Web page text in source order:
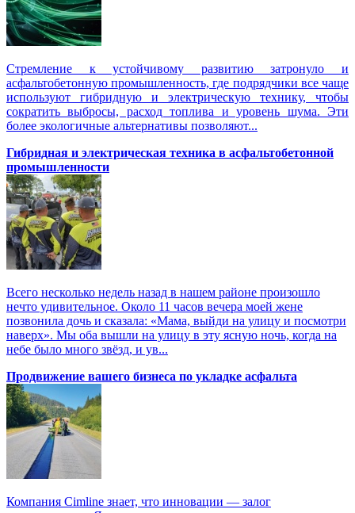
Стремление к устойчивому развитию затронуло и
асфальтобетонную промышленность, где подрядчики все чаще
используют гибридную и электрическую технику, чтобы
сократить выбросы, расход топлива и уровень шума. Эти
более экологичные альтернативы позволяют...
Гибридная и электрическая техника в асфальтобетонной
промышленности
Всего несколько недель назад в нашем районе произошло
нечто удивительное. Около 11 часов вечера моей жене
позвонила дочь и сказала: «Мама, выйди на улицу и посмотри
наверх». Мы оба вышли на улицу в эту ясную ночь, когда на
небе было много звёзд, и ув...
Продвижение вашего бизнеса по укладке асфальта
Компания Cimline знает, что инновации — залог